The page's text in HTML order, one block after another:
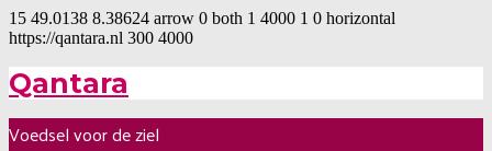
15 49.0138 8.38624 arrow 0 both 1 4000 1 0 horizontal
https://qantara.nl 300 4000
Qantara
Voedsel voor de ziel